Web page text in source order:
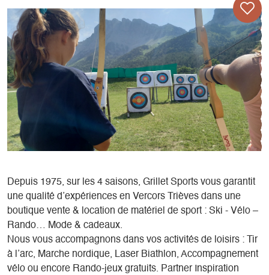
Depuis 1975, sur les 4 saisons, Grillet Sports vous garantit
une qualité d’expériences en Vercors Trièves dans une
boutique vente & location de matériel de sport : Ski - Vélo –
Rando… Mode & cadeaux.
Nous vous accompagnons dans vos activités de loisirs : Tir
à l’arc, Marche nordique, Laser Biathlon, Accompagnement
vélo ou encore Rando-jeux gratuits. Partner Inspiration